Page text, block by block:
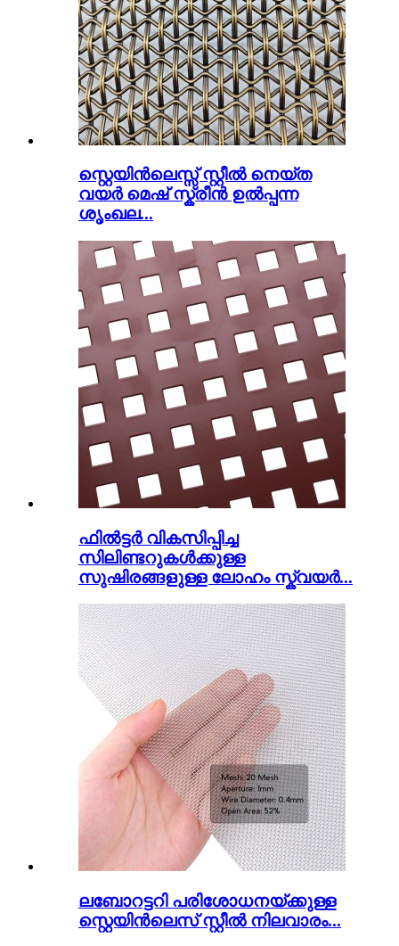
സ്റ്റെയിൻലെസ്സ് സ്റ്റീൽ നെയ്ത
വയർ മെഷ് സ്ക്രീൻ ഉൽപ്പന്ന
ശൃംഖല...
ഫിൽട്ടർ വികസിപ്പിച്ച
സിലിണ്ടറുകൾക്കുള്ള
സുഷിരങ്ങളുള്ള ലോഹം സ്ക്വയർ...
ലബോറട്ടറി പരിശോധനയ്ക്കുള്ള
സ്റ്റെയിൻലെസ് സ്റ്റീൽ നിലവാരം...